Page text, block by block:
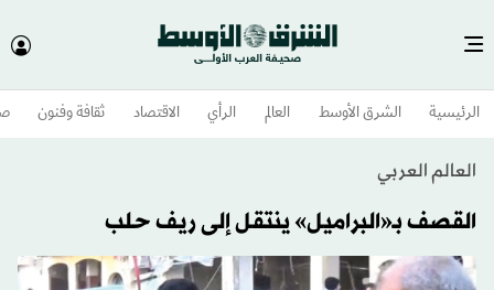
الرئيسية الشرق الأوسط​ العالم الرأي الاقتصاد ثقافة وفنون
العالم العربي
القصف بـ«البراميل» ينتقل إلى ريف حلب